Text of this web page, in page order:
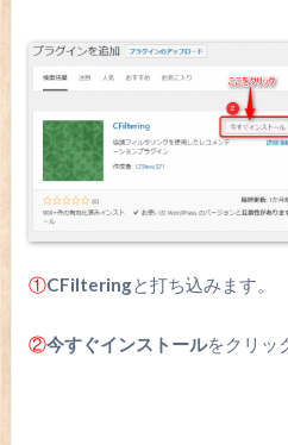
①CFilteringと打ち込みます。
②今すぐインストールをクリッ